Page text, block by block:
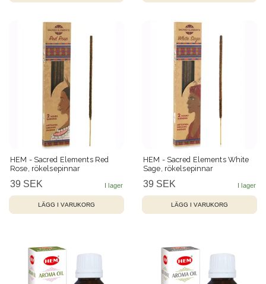
HEM - Sacred Elements Red
Rose, rökelsepinnar
39 SEK
HEM - Sacred Elements White
Sage, rökelsepinnar
39 SEK